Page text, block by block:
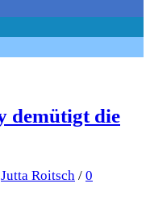
demütigt die
Jutta Roitsch / 0